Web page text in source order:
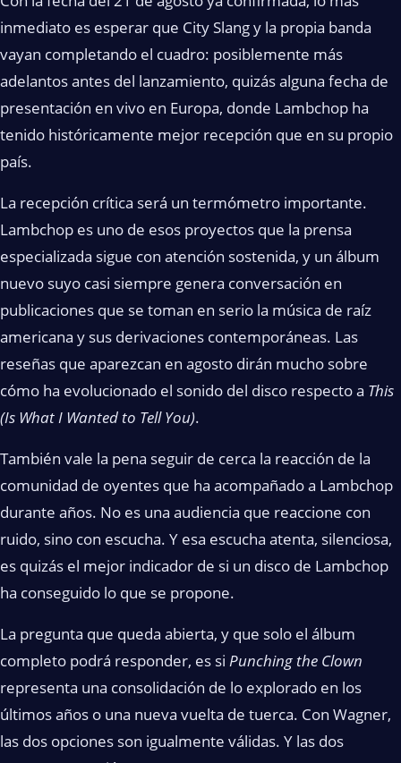
inmediato es esperar que City Slang y la propia banda
vayan completando el cuadro: posiblemente más
adelantos antes del lanzamiento, quizás alguna fecha de
presentación en vivo en Europa, donde Lambchop ha
tenido históricamente mejor recepción que en su propio
país.
La recepción crítica será un termómetro importante.
Lambchop es uno de esos proyectos que la prensa
especializada sigue con atención sostenida, y un álbum
nuevo suyo casi siempre genera conversación en
publicaciones que se toman en serio la música de raíz
americana y sus derivaciones contemporáneas. Las
reseñas que aparezcan en agosto dirán mucho sobre
cómo ha evolucionado el sonido del disco respecto a This
(Is What I Wanted to Tell You).
También vale la pena seguir de cerca la reacción de la
comunidad de oyentes que ha acompañado a Lambchop
durante años. No es una audiencia que reaccione con
ruido, sino con escucha. Y esa escucha atenta, silenciosa,
es quizás el mejor indicador de si un disco de Lambchop
ha conseguido lo que se propone.
La pregunta que queda abierta, y que solo el álbum
completo podrá responder, es si Punching the Clown
representa una consolidación de lo explorado en los
últimos años o una nueva vuelta de tuerca. Con Wagner,
las dos opciones son igualmente válidas. Y las dos